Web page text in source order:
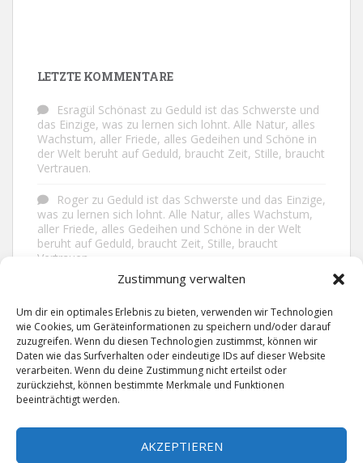
Zustimmung verwalten
Um dir ein optimales Erlebnis zu bieten, verwenden wir Technologien
wie Cookies, um Geräteinformationen zu speichern und/oder darauf
zuzugreifen. Wenn du diesen Technologien zustimmst, können wir
Daten wie das Surfverhalten oder eindeutige IDs auf dieser Website
verarbeiten. Wenn du deine Zustimmung nicht erteilst oder
zurückziehst, können bestimmte Merkmale und Funktionen
beeinträchtigt werden.
AKZEPTIEREN
LETZTE KOMMENTARE
Esragül Schönast zu Geduld ist das Schwerste und
das Einzige, was zu lernen sich lohnt. Alle Natur, alles
Wachstum, aller Friede, alles Gedeihen und Schöne in
der Welt beruht auf Geduld, braucht Zeit, Stille, braucht
Vertrauen.
Roger zu Geduld ist das Schwerste und das Einzige,
was zu lernen sich lohnt. Alle Natur, alles Wachstum,
aller Friede, alles Gedeihen und Schöne in der Welt
beruht auf Geduld, braucht Zeit, Stille, braucht
Vertrauen.
Nichts in unserem Leben
GridzuMan lebt ruhiger, wenn man nicht alles
sagt, was man weiß, nicht alles glaubt, was man hört
und über den Rest einfach nur lächelt.